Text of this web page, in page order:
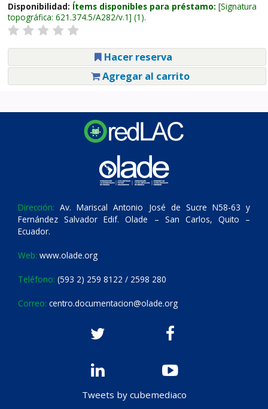
Disponibilidad: Ítems disponibles para préstamo: Signatura
topográfica: 621.374.5/A282/v.1 (1).
Hacer reserva
Agregar al carrito
Dirección: Av. Mariscal Antonio José de Sucre N58-63 y
Fernández Salvador Edif. Olade – San Carlos, Quito –
Ecuador.
Web: www.olade.org
Teléfono: (593 2) 259 8122 / 2598 280
Correo: centro.documentacion@olade.org
Tweets by cubemediaco